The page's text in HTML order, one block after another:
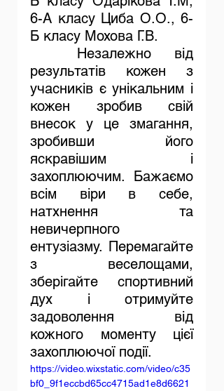
6-А класу Циба О.О., 6-
Б класу Мохова Г.В.
результатів кожен з
учасників є унікальним і
кожен зробив свій
внесок у це змагання,
зробивши його
яскравішим і
захоплюючим. Бажаємо
всім віри в себе,
натхнення та
невичерпного
ентузіазму. Перемагайте
з веселощами,
зберігайте спортивний
дух і отримуйте
задоволення від
кожного моменту цієї
захоплюючої події.
https://video.wixstatic.com/video/c35
bf0_9f1eccbd65cc4715ad1e8d6621